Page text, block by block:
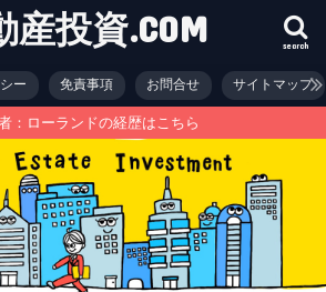
産投資.COM search
ー 免責事項 お問合せ サイトマップ
：ローランドの経歴はこちら